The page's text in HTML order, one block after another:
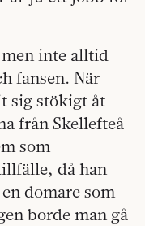
inte alltid
fansen. När
sig stökigt åt
från Skellefteå
som
då han
domare som
borde man gå